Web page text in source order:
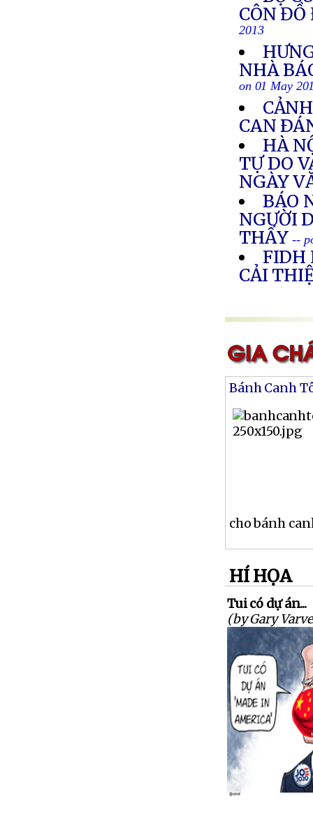
CÔN
2013
NHÀ
on 01 May
CAN
HÀ
TỰ DO
NGÀY
BÁO
NGƯỜI
THẤY--
FIDH
CẢI
Bánh Canh
cho bánh
HÍ HỌA
Tui có dự án...
(by Gary